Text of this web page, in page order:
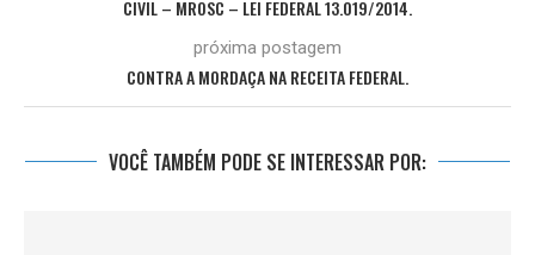
CIVIL – MROSC – LEI FEDERAL 13.019/2014.
próxima postagem
CONTRA A MORDAÇA NA RECEITA FEDERAL.
VOCÊ TAMBÉM PODE SE INTERESSAR POR: